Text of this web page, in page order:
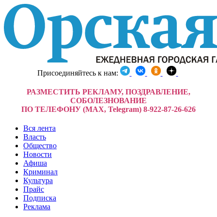
Присоединяйтесь к нам:
РАЗМЕСТИТЬ РЕКЛАМУ, ПОЗДРАВЛЕНИЕ,
СОБОЛЕЗНОВАНИЕ
ПО ТЕЛЕФОНУ (MAX, Telegram) 8-922-87-26-626
Вся лента
Власть
Общество
Новости
Афиша
Криминал
Культура
Прайс
Подписка
Реклама